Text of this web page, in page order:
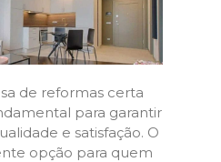
de reformas certa
para garantir
e satisfação. O
opção para quem